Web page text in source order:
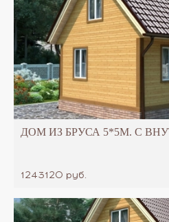
ДОМ ИЗ БРУСА 5*5М. С
1243120 руб.